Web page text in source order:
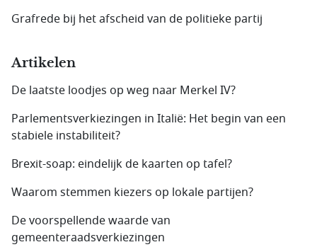
Grafrede bij het afscheid van de politieke partij
Artikelen
De laatste loodjes op weg naar Merkel IV?
Parlementsverkiezingen in Italië: Het begin van een
stabiele instabiliteit?
Brexit-soap: eindelijk de kaarten op tafel?
Waarom stemmen kiezers op lokale partijen?
De voorspellende waarde van
gemeenteraadsverkiezingen